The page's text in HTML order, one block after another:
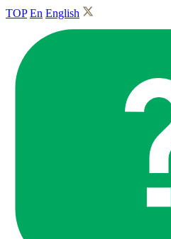
TOP En English